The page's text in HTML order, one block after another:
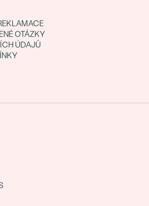
OTÁZKY
ÚDAJŮ